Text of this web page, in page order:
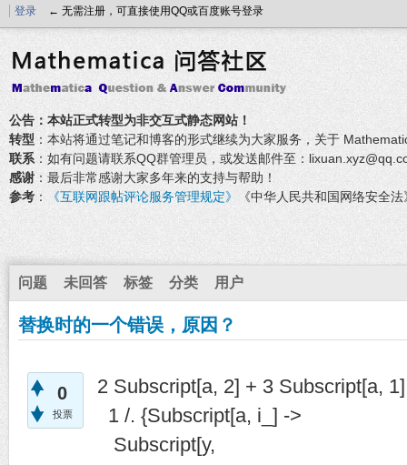
登录 ← 无需注册，可直接使用QQ或百度账号登录
公告：本站正式转型为非交互式静态网站！
转型 ：本站将通过笔记和博客的形式继续为大家服务，关于
联系 ：如有问题请联系QQ群管理员，或发送邮件至：
感谢 ：最后非常感谢大家多年来的支持与帮助！
参考 ： 《互联网跟帖评论服务管理规定》 《中华人民共和国网络安全
问题 未回答 标签 分类 用户
替换时的一个错误，原因？
0
投票
2 Subscript[a, 2] + 3 Subscript[a,
1 /. {Subscript[a, i_] ->
Subscript[y,